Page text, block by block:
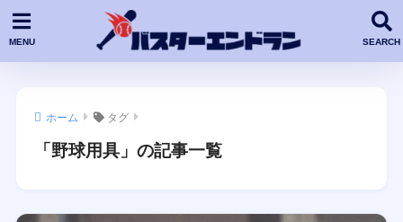
ホーム タグ
「野球用具」の記事一覧